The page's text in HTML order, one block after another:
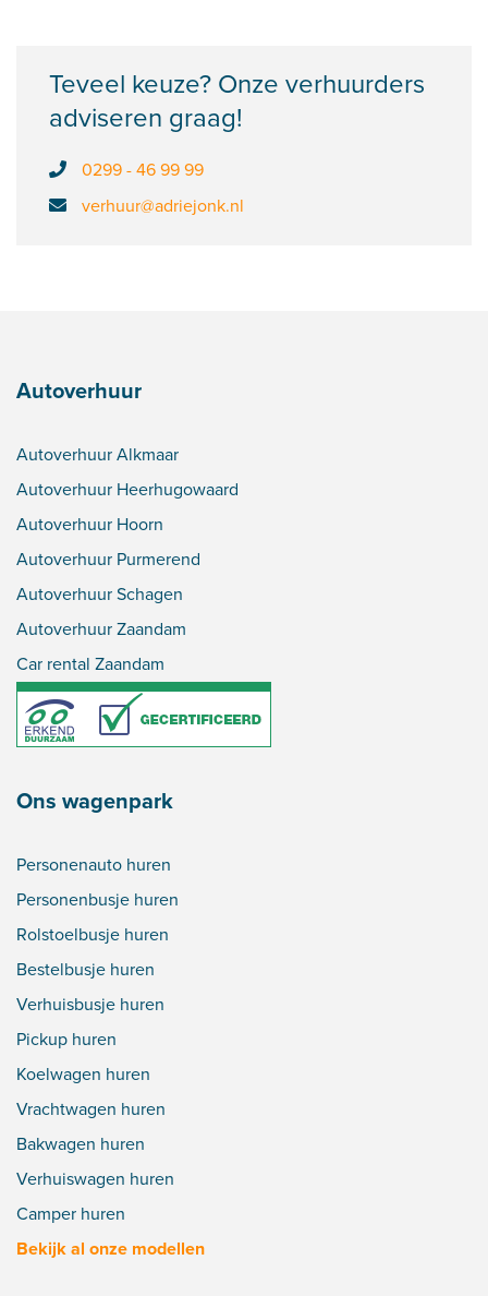
Teveel keuze? Onze verhuurders
adviseren graag!
0299 - 46 99 99
verhuur@adriejonk.nl
Autoverhuur
Autoverhuur Alkmaar
Autoverhuur Heerhugowaard
Autoverhuur Hoorn
Autoverhuur Purmerend
Autoverhuur Schagen
Autoverhuur Zaandam
Car rental Zaandam
Ons wagenpark
Personenauto huren
Personenbusje huren
Rolstoelbusje huren
Bestelbusje huren
Verhuisbusje huren
Pickup huren
Koelwagen huren
Vrachtwagen huren
Bakwagen huren
Verhuiswagen huren
Camper huren
Bekijk al onze modellen